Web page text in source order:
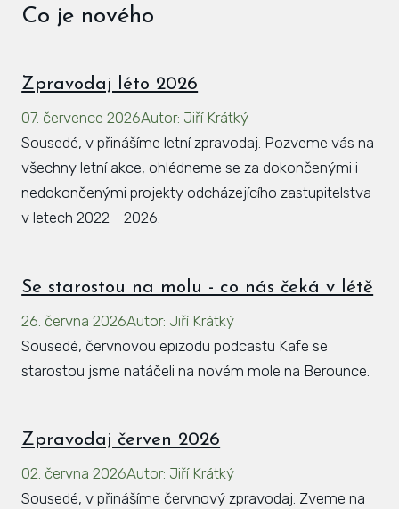
Co je nového
Zpravodaj léto 2026
07. července 2026Autor: Jiří Krátký
Sousedé, v přinášíme letní zpravodaj. Pozveme vás na
všechny letní akce, ohlédneme se za dokončenými i
nedokončenými projekty odcházejícího zastupitelstva
v letech 2022 - 2026.
Se starostou na molu - co nás čeká v létě
26. června 2026Autor: Jiří Krátký
Sousedé, červnovou epizodu podcastu Kafe se
starostou jsme natáčeli na novém mole na Berounce.
Zpravodaj červen 2026
02. června 2026Autor: Jiří Krátký
Sousedé, v přinášíme červnový zpravodaj. Zveme na